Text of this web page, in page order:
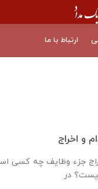
ارتباط با ما
و اخراج